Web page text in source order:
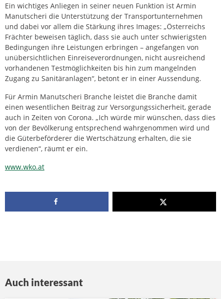
Ein wichtiges Anliegen in seiner neuen Funktion ist Armin
Manutscheri die Unterstützung der Transportunternehmen
und dabei vor allem die Stärkung ihres Images: „Österreichs
Frächter beweisen täglich, dass sie auch unter schwierigsten
Bedingungen ihre Leistungen erbringen – angefangen von
unübersichtlichen Einreiseverordnungen, nicht ausreichend
vorhandenen Testmöglichkeiten bis hin zum mangelnden
Zugang zu Sanitäranlagen“, betont er in einer Aussendung.
Für Armin Manutscheri Branche leistet die Branche damit
einen wesentlichen Beitrag zur Versorgungssicherheit, gerade
auch in Zeiten von Corona. „Ich würde mir wünschen, dass dies
von der Bevölkerung entsprechend wahrgenommen wird und
die Güterbeförderer die Wertschätzung erhalten, die sie
verdienen“, räumt er ein.
www.wko.at
Auch interessant